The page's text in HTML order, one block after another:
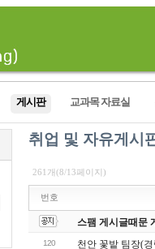
게시판 교과목 자료실
취업 및 자유게시
261개(8/13페이지)
번호
스팸 게시글때문
120 천안 꽃밭 팀장(